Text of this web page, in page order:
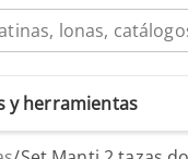
y herramientas